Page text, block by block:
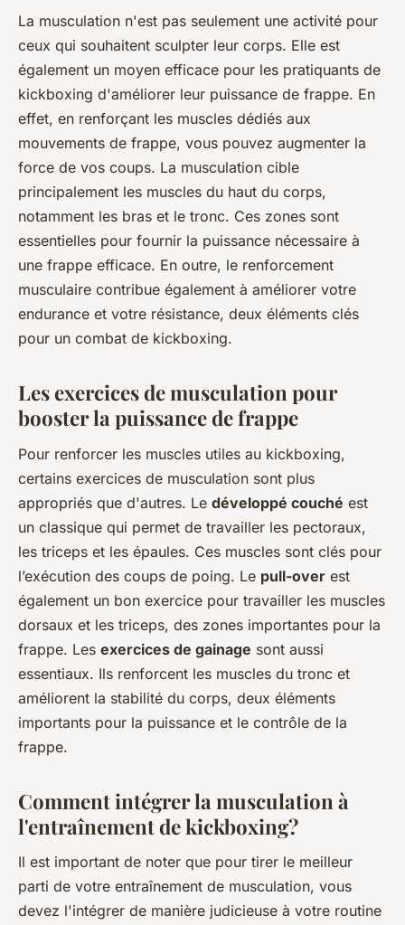
La musculation n'est pas seulement une activité pour
ceux qui souhaitent sculpter leur corps. Elle est
également un moyen efficace pour les pratiquants de
kickboxing d'améliorer leur puissance de frappe. En
effet, en renforçant les muscles dédiés aux
mouvements de frappe, vous pouvez augmenter la
force de vos coups. La musculation cible
principalement les muscles du haut du corps,
notamment les bras et le tronc. Ces zones sont
essentielles pour fournir la puissance nécessaire à
une frappe efficace. En outre, le renforcement
musculaire contribue également à améliorer votre
endurance et votre résistance, deux éléments clés
pour un combat de kickboxing.
Les exercices de musculation pour
booster la puissance de frappe
Pour renforcer les muscles utiles au kickboxing,
certains exercices de musculation sont plus
appropriés que d'autres. Le développé couché est
un classique qui permet de travailler les pectoraux,
les triceps et les épaules. Ces muscles sont clés pour
l’exécution des coups de poing. Le pull-over est
également un bon exercice pour travailler les muscles
dorsaux et les triceps, des zones importantes pour la
frappe. Les exercices de gainage sont aussi
essentiaux. Ils renforcent les muscles du tronc et
améliorent la stabilité du corps, deux éléments
importants pour la puissance et le contrôle de la
frappe.
Comment intégrer la musculation à
l'entraînement de kickboxing?
Il est important de noter que pour tirer le meilleur
parti de votre entraînement de musculation, vous
devez l'intégrer de manière judicieuse à votre routine